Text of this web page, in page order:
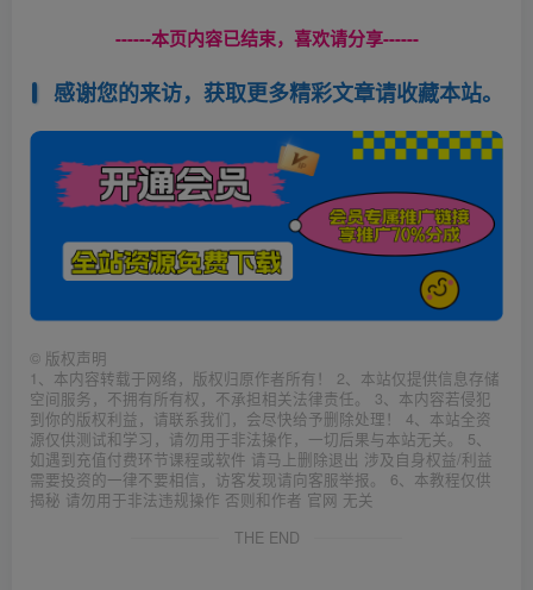
------本页内容已结束，喜欢请分享------
感谢您的来访，获取更多精彩文章请收藏本站。
© 版权声明
1、本内容转载于网络，版权归原作者所有！ 2、本站仅提供信息存储
空间服务，不拥有所有权，不承担相关法律责任。 3、本内容若侵犯
到你的版权利益，请联系我们，会尽快给予删除处理！ 4、本站全资
源仅供测试和学习，请勿用于非法操作，一切后果与本站无关。 5、
如遇到充值付费环节课程或软件 请马上删除退出 涉及自身权益/利益
需要投资的一律不要相信，访客发现请向客服举报。 6、本教程仅供
揭秘 请勿用于非法违规操作 否则和作者 官网 无关
THE END